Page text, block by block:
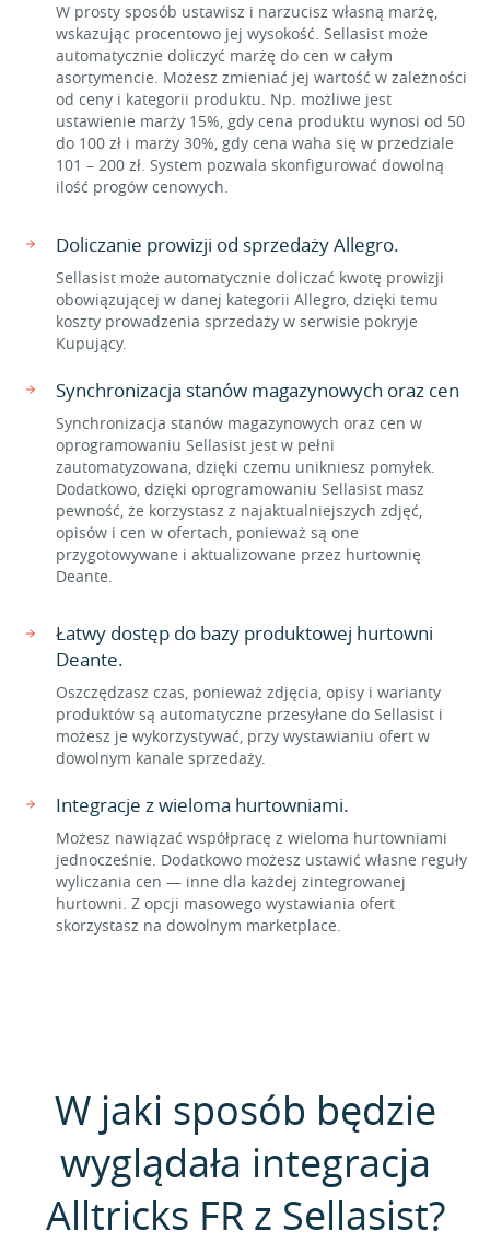
W prosty sposób ustawisz i narzucisz własną marżę,
wskazując procentowo jej wysokość. Sellasist może
automatycznie doliczyć marżę do cen w całym
asortymencie. Możesz zmieniać jej wartość w zależności
od ceny i kategorii produktu. Np. możliwe jest
ustawienie marży 15%, gdy cena produktu wynosi od 50
do 100 zł i marży 30%, gdy cena waha się w przedziale
101 – 200 zł. System pozwala skonfigurować dowolną
ilość progów cenowych.
Doliczanie prowizji od sprzedaży Allegro.
Sellasist może automatycznie doliczać kwotę prowizji
obowiązującej w danej kategorii Allegro, dzięki temu
koszty prowadzenia sprzedaży w serwisie pokryje
Kupujący.
Synchronizacja stanów magazynowych oraz cen
Synchronizacja stanów magazynowych oraz cen w
oprogramowaniu Sellasist jest w pełni
zautomatyzowana, dzięki czemu unikniesz pomyłek.
Dodatkowo, dzięki oprogramowaniu Sellasist masz
pewność, że korzystasz z najaktualniejszych zdjęć,
opisów i cen w ofertach, ponieważ są one
przygotowywane i aktualizowane przez hurtownię
Deante.
Łatwy dostęp do bazy produktowej hurtowni
Deante.
Oszczędzasz czas, ponieważ zdjęcia, opisy i warianty
produktów są automatyczne przesyłane do Sellasist i
możesz je wykorzystywać, przy wystawianiu ofert w
dowolnym kanale sprzedaży.
Integracje z wieloma hurtowniami.
Możesz nawiązać współpracę z wieloma hurtowniami
jednocześnie. Dodatkowo możesz ustawić własne reguły
wyliczania cen — inne dla każdej zintegrowanej
hurtowni. Z opcji masowego wystawiania ofert
skorzystasz na dowolnym marketplace.
W jaki sposób będzie
wyglądała integracja
Alltricks FR z Sellasist?